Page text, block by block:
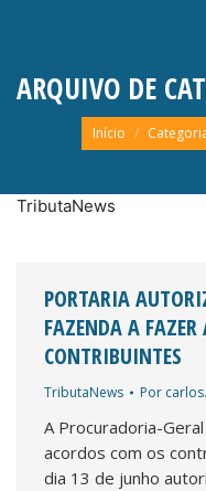
ARQUIVO DE
Você está aqui:
Início
TributaNews
PORTARIA
FAZENDA A FAZER
CONTRIBUINTES
TributaNews Por
A Procuradoria-
acordos com os
dia 13 de junho